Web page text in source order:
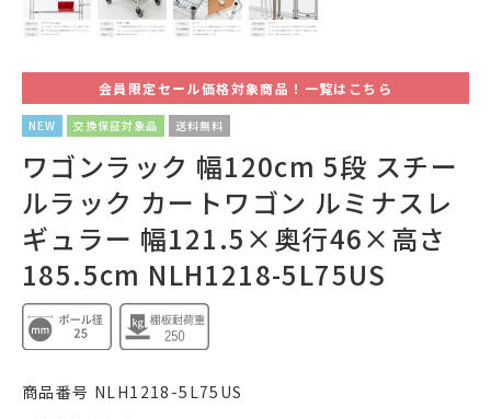
会員限定セール価格対象商品！一覧はこちら
NEW 交換保証対象品 送料無料
ワゴンラック 幅120cm 5段 スチー
ルラック カートワゴン ルミナスレ
ギュラー 幅121.5×奥行46×高さ
185.5cm NLH1218-5L75US
商品番号 NLH1218-5L75US